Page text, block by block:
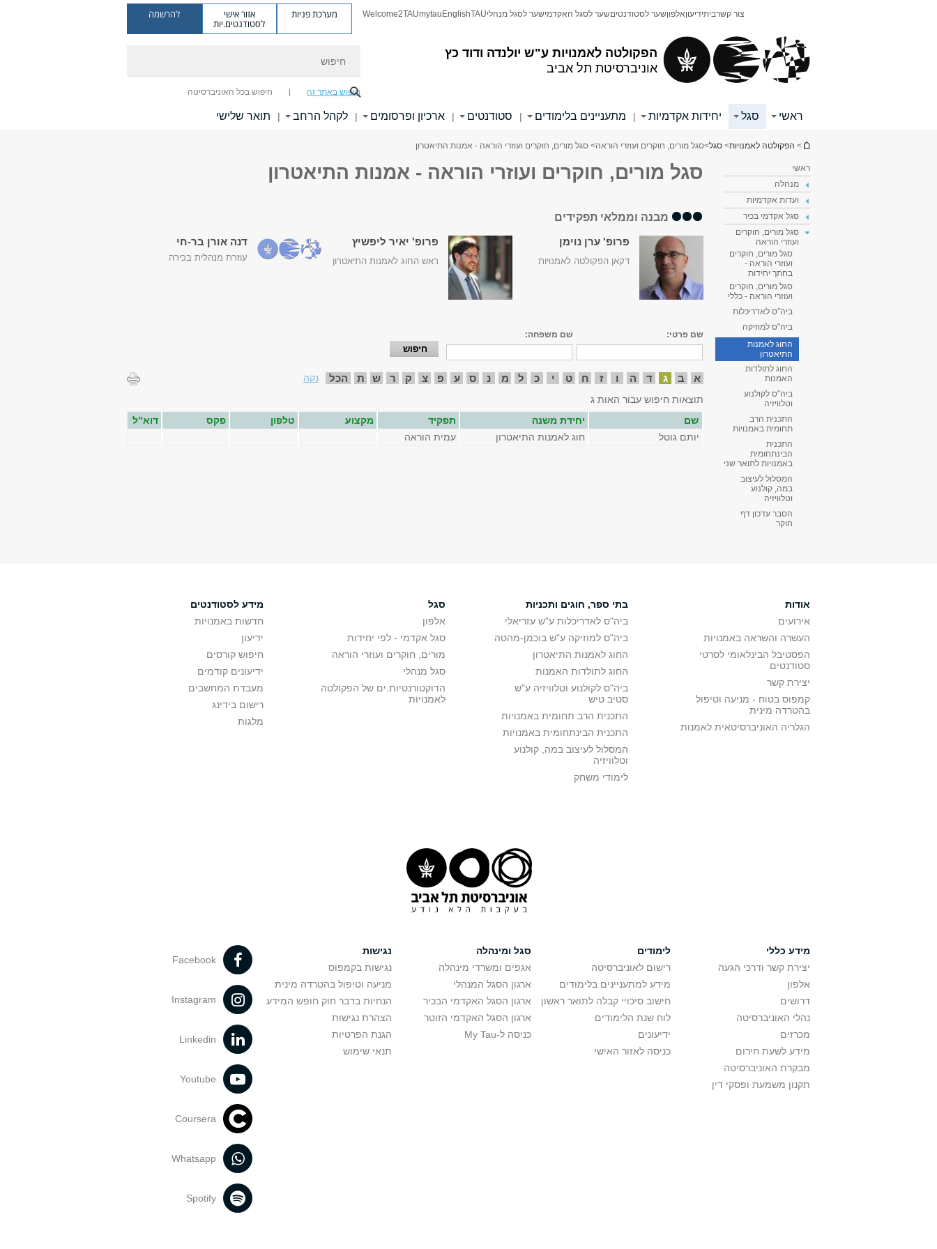
הפקולטה לאמנויות ע"ש יולנדה ודוד כץ
אוניברסיטת תל אביב
צור קשרביתידיעוןאלפוןשער לסטודנטיםשער לסגל האקדמישער לסגל מנהליTAU
English
mytau
Welcome2TAU מערכת פניות אזור אישי
לסטודנטים.יות
להרשמה
חיפוש באתר זה חיפוש בכל האוניברסיטה
ראשי סגל יחידות אקדמיות | מתעניינים בלימודים | סטודנטים | ארכיון ופרסומים | לקהל הרחב | תואר שלישי
הינך נמצא כאן
> הפקולטה לאמנויות> סגל>סגל מורים, חוקרים ועוזרי הוראה> סגל מורים, חוקרים ועוזרי הוראה - אמנות התיאטרון
ראשי
מנהלה
ועדות אקדמיות
סגל אקדמי בכיר
סגל מורים, חוקרים
ועוזרי הוראה
סגל מורים, חוקרים
ועוזרי הוראה -
בחתך יחידות
סגל מורים, חוקרים
ועוזרי הוראה - כללי
ביה"ס לאדריכלות
ביה"ס למוזיקה
החוג לאמנות
התיאטרון
החוג לתולדות
האמנות
ביה"ס לקולנוע
וטלוויזיה
התכנית הרב
תחומית באמנויות
התכנית
הבינתחומית
באמנויות לתואר שני
המסלול לעיצוב
במה, קולנוע
וטלוויזיה
הסבר עדכון דף
חוקר
סגל מורים, חוקרים ועוזרי הוראה - אמנות התיאטרון
מבנה וממלאי תפקידים
פרופ' ערן נוימן
דקאן הפקולטה לאמנויות
פרופ' יאיר ליפשיץ
ראש החוג לאמנות התיאטרון
דנה אורן בר-חי
עוזרת מנהלית בכירה
שם פרטי: שם משפחה:
א ב ג ד ה ו ז ח ט י כ ל מ נ ס ע פ צ ק ר ש ת הכל
נקה
תוצאות חיפוש עבור האות ג
שם
יחידת משנה תפקיד מקצוע טלפון פקס
דוא"ל
יותם גוטל
חוג לאמנות התיאטרון עמית הוראה
אודות
אירועים
העשרה והשראה באמנויות
הפסטיבל הבינלאומי לסרטי
סטודנטים
יצירת קשר
קמפוס בטוח - מניעה וטיפול
בהטרדה מינית
הגלריה האוניברסיטאית לאמנות
בתי ספר, חוגים ותכניות
ביה"ס לאדריכלות ע"ש עזריאלי
ביה"ס למוזיקה ע"ש בוכמן-מהטה
החוג לאמנות התיאטרון
החוג לתולדות האמנות
ביה"ס לקולנוע וטלוויזיה ע"ש
סטיב טיש
התכנית הרב תחומית באמנויות
התכנית הבינתחומית באמנויות
המסלול לעיצוב במה, קולנוע
וטלוויזיה
לימודי משחק
סגל
אלפון
סגל אקדמי - לפי יחידות
מורים, חוקרים ועוזרי הוראה
סגל מנהלי
הדוקטורנטיות.ים של הפקולטה
לאמנויות
מידע לסטודנטים
חדשות באמנויות
ידיעון
חיפוש קורסים
ידיעונים קודמים
מעבדת המחשבים
רישום בידינג
מלגות
מידע כללי
יצירת קשר ודרכי הגעה
אלפון
דרושים
נהלי האוניברסיטה
מכרזים
מידע לשעת חירום
מבקרת האוניברסיטה
תקנון משמעת ופסקי דין
לימודים
רישום לאוניברסיטה
מידע למתעניינים בלימודים
חישוב סיכויי קבלה לתואר ראשון
לוח שנת הלימודים
ידיעונים
כניסה לאזור האישי
סגל ומינהלה
אגפים ומשרדי מינהלה
ארגון הסגל המנהלי
ארגון הסגל האקדמי הבכיר
ארגון הסגל האקדמי הזוטר
כניסה ל-My Tau
נגישות
נגישות בקמפוס
מניעה וטיפול בהטרדה מינית
הנחיות בדבר חוק חופש המידע
הצהרת נגישות
הגנת הפרטיות
תנאי שימוש
Facebook
Instagram
Linkedin
Youtube
Coursera
Whatsapp
Spotify